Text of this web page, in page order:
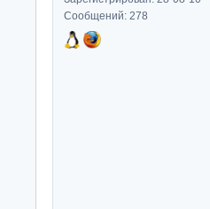
Сообщений: 278